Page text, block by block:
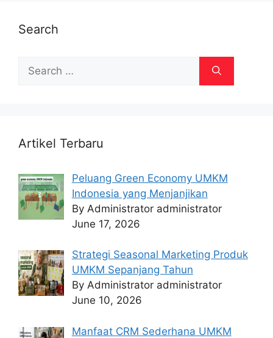
Search
for:
Artikel Terbaru
Peluang Green Economy UMKM
Indonesia yang Menjanjikan
By Administrator administrator
June 17, 2026
Strategi Seasonal Marketing Produk
UMKM Sepanjang Tahun
By Administrator administrator
June 10, 2026
Manfaat CRM Sederhana UMKM